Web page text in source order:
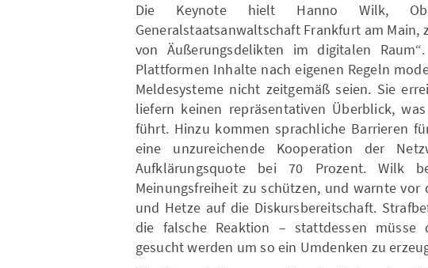
Die Keynote hielt Hanno Wilk,
Generalstaatsanwaltschaft Frankfurt am Main,
von Äußerungsdelikten im digitalen
Plattformen Inhalte nach eigenen Regeln
Meldesysteme nicht zeitgemäß seien. Sie
liefern keinen repräsentativen Überblick,
führt. Hinzu kommen sprachliche Barrieren
eine unzureichende Kooperation der
Aufklärungsquote bei 70 Prozent. Wilk
Meinungsfreiheit zu schützen, und warnte vor
und Hetze auf die Diskursbereitschaft.
die falsche Reaktion – stattdessen müsse
gesucht werden um so ein Umdenken zu